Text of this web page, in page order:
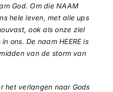
God. Om die NAAM
hele leven, met alle ups
ook als onze ziel
ons. De naam HEERE is
van de storm van
het verlangen naar Gods